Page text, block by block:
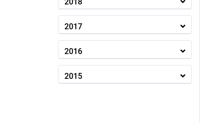
2017
2016
2015